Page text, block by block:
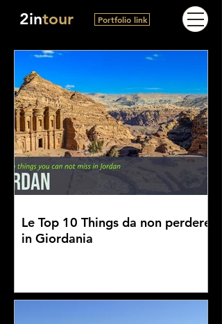
2intour Portfolio link
Le Top 10 Things da non perdere
in Giordania